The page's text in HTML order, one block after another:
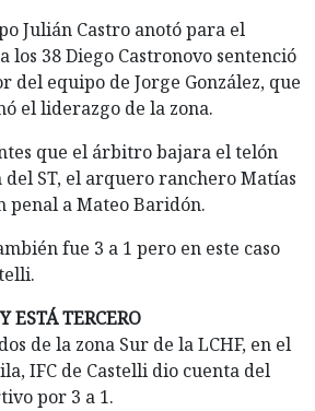
Julián Castro anotó para el
los 38 Diego Castronovo sentenció
del equipo de Jorge González, que
el liderazgo de la zona.
que el árbitro bajara el telón
del ST, el arquero ranchero Matías
penal a Mateo Baridón.
fue 3 a 1 pero en este caso
ESTÁ TERCERO
de la zona Sur de la LCHF, en el
IFC de Castelli dio cuenta del
por 3 a 1.